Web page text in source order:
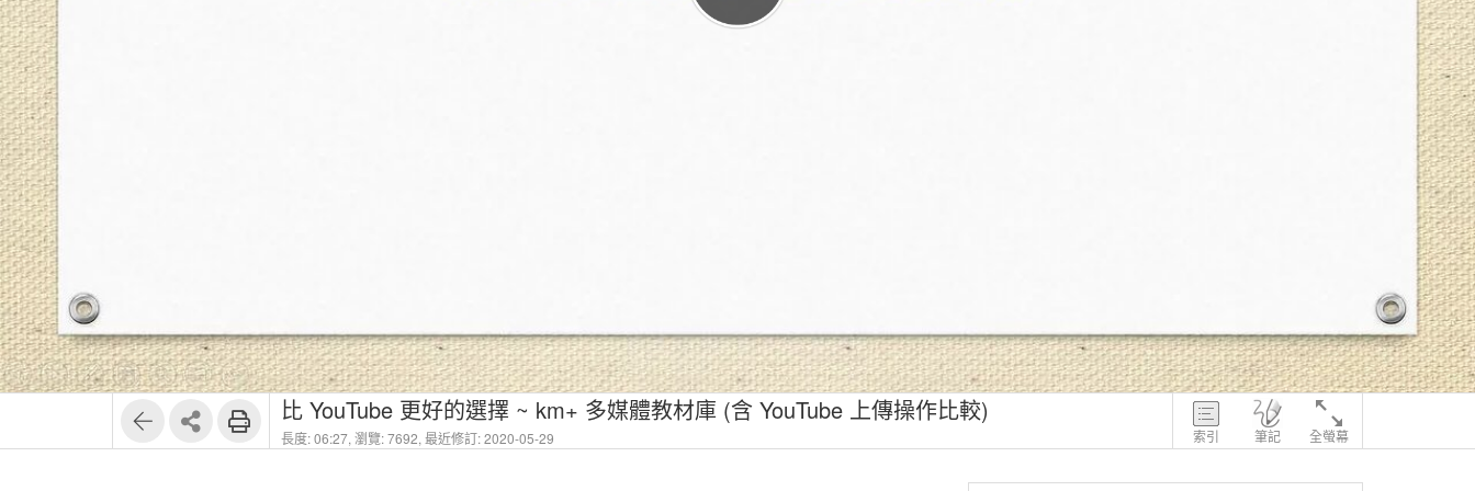
110
索引 筆記 全螢幕
比 YouTube 更好的選擇 ~ km+ 多媒體教材庫 (含 YouTube 上傳操作比較)
長度: 06:27, 瀏覽: 7692, 最近修訂: 2020-05-29